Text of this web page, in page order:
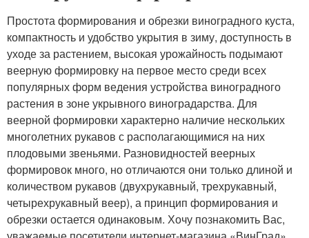
Простота формирования и обрезки виноградного куста,
компактность и удобство укрытия в зиму, доступность в
уходе за растением, высокая урожайность подымают
веерную формировку на первое место среди всех
популярных форм ведения устройства виноградного
растения в зоне укрывного виноградарства. Для
веерной формировки характерно наличие нескольких
многолетних рукавов с располагающимися на них
плодовыми звеньями. Разновидностей веерных
формировок много, но отличаются они только длиной и
количеством рукавов (двухрукавный, трехрукавный,
четырехрукавный веер), а принцип формирования и
обрезки остается одинаковым. Хочу познакомить Вас,